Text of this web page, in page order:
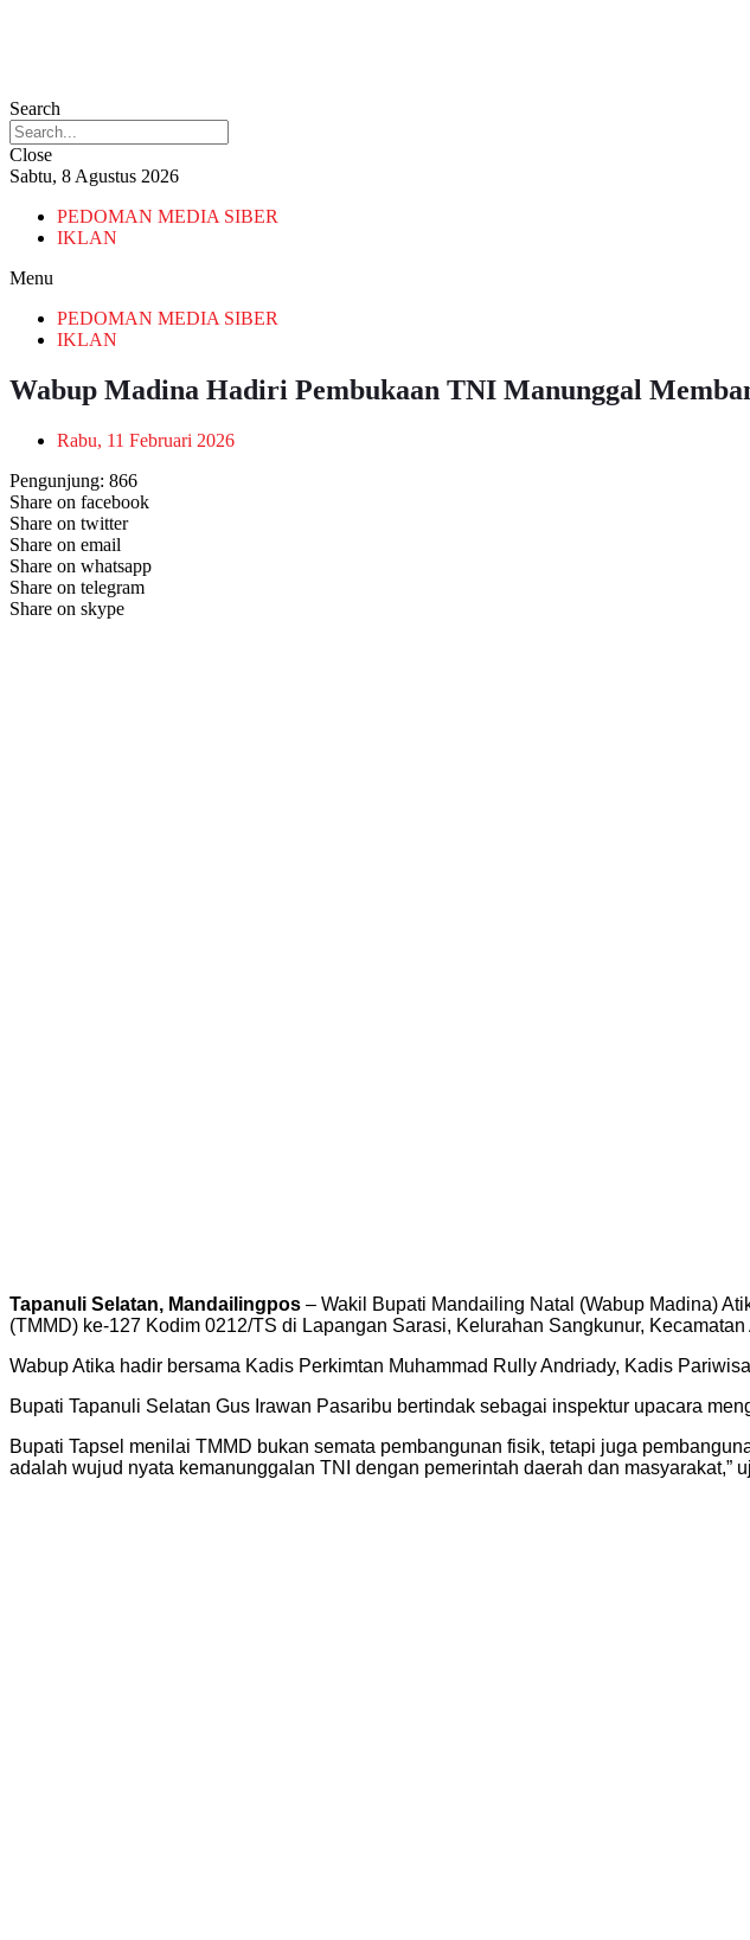
Search
Close
Sabtu, 8 Agustus 2026
PEDOMAN MEDIA SIBER
IKLAN
Menu
PEDOMAN MEDIA SIBER
IKLAN
Wabup Madina Hadiri Pembukaan TNI Manunggal
Rabu, 11 Februari 2026
Pengunjung: 866
Share on facebook
Share on twitter
Share on email
Share on whatsapp
Share on telegram
Share on skype
Tapanuli Selatan, Mandailingpos – Wakil Bupati Mandailing Natal (Wabup Madina)
(TMMD) ke-127 Kodim 0212/TS di Lapangan Sarasi, Kelurahan Sangkunur,
Wabup Atika hadir bersama Kadis Perkimtan Muhammad Rully Andriady, Kadis
Bupati Tapanuli Selatan Gus Irawan Pasaribu bertindak sebagai inspektur upacara
Bupati Tapsel menilai TMMD bukan semata pembangunan fisik, tetapi juga
adalah wujud nyata kemanunggalan TNI dengan pemerintah daerah dan masyarakat,”